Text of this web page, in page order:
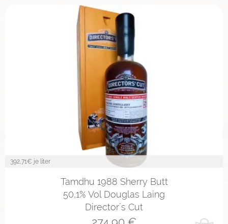
392,71€ je liter
Tamdhu 1988 Sherry Butt
50,1% Vol Douglas Laing
Director´s Cut